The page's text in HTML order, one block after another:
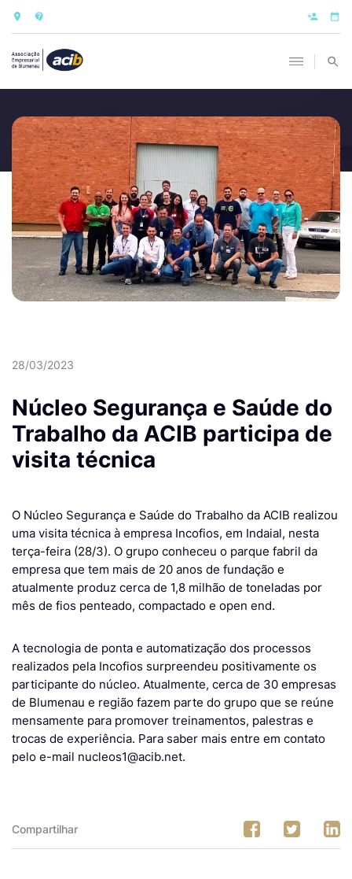
28/03/2023
Núcleo Segurança e Saúde do
Trabalho da ACIB participa de
visita técnica
O Núcleo Segurança e Saúde do Trabalho da ACIB realizou
uma visita técnica à empresa Incofios, em Indaial, nesta
terça-feira (28/3). O grupo conheceu o parque fabril da
empresa que tem mais de 20 anos de fundação e
atualmente produz cerca de 1,8 milhão de toneladas por
mês de fios penteado, compactado e open end.
A tecnologia de ponta e automatização dos processos
realizados pela Incofios surpreendeu positivamente os
participante do núcleo. Atualmente, cerca de 30 empresas
de Blumenau e região fazem parte do grupo que se reúne
mensamente para promover treinamentos, palestras e
trocas de experiência. Para saber mais entre em contato
pelo e-mail nucleos1@acib.net.
Compartilhar